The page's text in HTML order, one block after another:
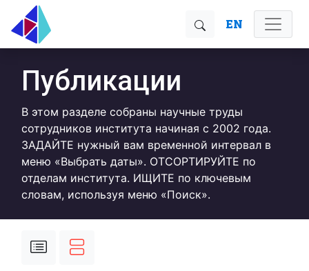
EN
Публикации
В этом разделе собраны научные труды
сотрудников института начиная с 2002 года.
ЗАДАЙТЕ нужный вам временной интервал в
меню «Выбрать даты». ОТСОРТИРУЙТЕ по
отделам института. ИЩИТЕ по ключевым
словам, используя меню «Поиск».